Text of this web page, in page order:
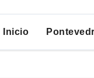
Inicio